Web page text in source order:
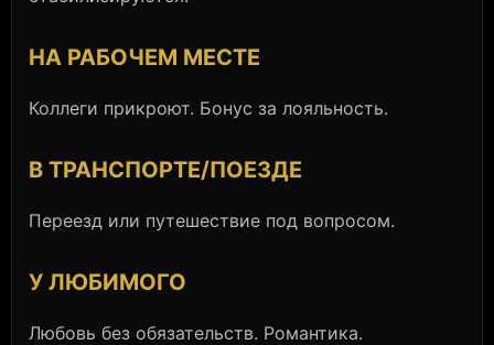
НА РАБОЧЕМ МЕСТЕ
Коллеги прикроют. Бонус за лояльность.
В ТРАНСПОРТЕ/ПОЕЗДЕ
Переезд или путешествие под вопросом.
У ЛЮБИМОГО
Любовь без обязательств. Романтика.